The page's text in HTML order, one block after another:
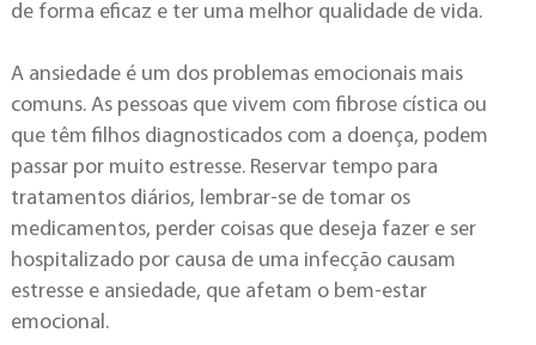
de forma eficaz e ter uma melhor qualidade de vida.
A ansiedade é um dos problemas emocionais mais
comuns. As pessoas que vivem com fibrose cística ou
que têm filhos diagnosticados com a doença, podem
passar por muito estresse. Reservar tempo para
tratamentos diários, lembrar-se de tomar os
medicamentos, perder coisas que deseja fazer e ser
hospitalizado por causa de uma infecção causam
estresse e ansiedade, que afetam o bem-estar
emocional.